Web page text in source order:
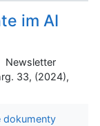
im AI
Newsletter
33, (2024),
dokumenty